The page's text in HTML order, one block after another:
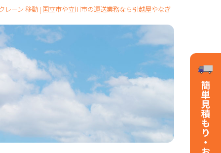
レーン 移動 | 国立市や立川市の運送業務なら引越屋やなぎ